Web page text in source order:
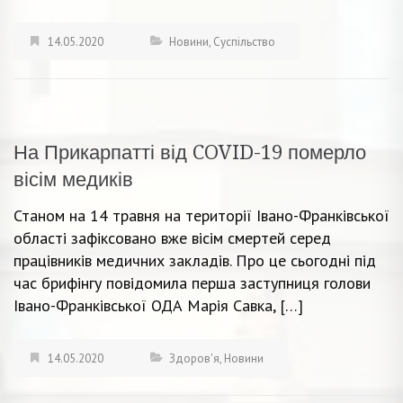
14.05.2020 Новини, Суспільство
На Прикарпатті від COVID-19 померло
вісім медиків
Станом на 14 травня на території Івано-Франківської
області зафіксовано вже вісім смертей серед
працівників медичних закладів. Про це сьогодні під
час брифінгу повідомила перша заступниця голови
Івано-Франківської ОДА Марія Савка, […]
14.05.2020 Здоров'я, Новини